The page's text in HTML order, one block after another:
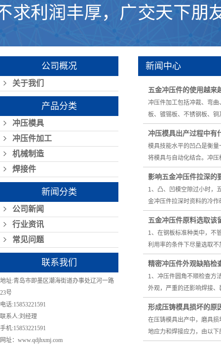
公司概况
关于我们
产品分类
冲压模具
冲压件加工
机械制造
焊接件
新闻分类
公司新闻
行业资讯
常见问题
联系我们
地址:青岛市即墨区潮海街道办事处辽河一路
23号
电话:15853221591
联系人:刘经理
手机:15853221591
网址：www.qdjhxmj.com
新闻中心
五金冲压件的使用越来
冲压件加工包括冲裁、弯
板、镀锡板、不锈钢板、
冲压模具出产过程中有
模具技能水平的凹凸是衡
将模具与自动化结合。冲
影响五金冲压件拉深的
1、凸、凹模空隙过小时，
金冲压件拉深时资料的冷
五金冲压件原料选取该
1、在钢板标准种类中，不
利用率的条件下尽量选取
精密冲压件外观缺陷检
1、冲压件圆角不顺检查方
外观，严重的还影响焊接
形成压铸模具损坏的原
在压铸模具出产中，磨具
地应力和焊接应力，由以